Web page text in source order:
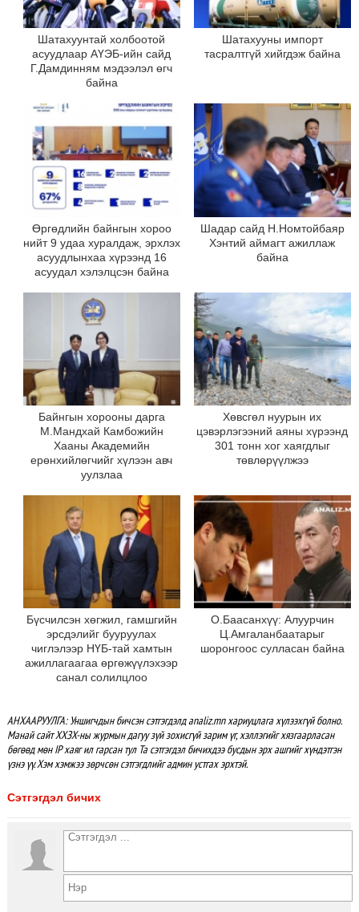
Шатахуунтай холбоотой
асуудлаар АҮЭБ-ийн сайд
Г.Дамдинням мэдээлэл өгч
байна
Шатахууны импорт
тасралтгүй хийгдэж байна
Өргөдлийн байнгын хороо
нийт 9 удаа хуралдаж, эрхлэх
асуудлынхаа хүрээнд 16
асуудал хэлэлцсэн байна
Шадар сайд Н.Номтойбаяр
Хэнтий аймагт ажиллаж
байна
Байнгын хорооны дарга
М.Мандхай Камбожийн
Хааны Академийн
ерөнхийлөгчийг хүлээн авч
уулзлаа
Хөвсгөл нуурын их
цэвэрлэгээний аяны хүрээнд
301 тонн хог хаягдлыг
төвлөрүүлжээ
Бүсчилсэн хөгжил, гамшгийн
эрсдэлийг бууруулах
чиглэлээр НҮБ-тай хамтын
ажиллагаагаа өргөжүүлэхээр
санал солилцлоо
О.Баасанхүү: Алуурчин
Ц.Амгаланбаатарыг
шоронгоос сулласан байна
АНХААРУУЛГА: Уншигчдын бичсэн сэтгэгдэлд analiz.mn хариуцлага хүлээхгүй болно.
Манай сайт ХХЗХ-ны журмын дагуу зүй зохисгүй зарим үг, хэллэгийг хязгаарласан
бөгөөд мөн IP хаяг ил гарсан тул Та сэтгэгдэл бичихдээ бусдын эрх ашгийг хүндэтгэн
үзнэ үү. Хэм хэмжээ зөрчсөн сэтгэгдлийг админ устгах эрхтэй.
Сэтгэгдэл бичих